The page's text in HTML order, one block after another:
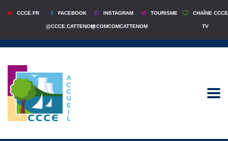
CCCE.FR FACEBOOK
@CCCE.CATTENOM
INSTAGRAM
@COMCOMCATTENOM
TOURISME CHAÎNE CCCE
TV